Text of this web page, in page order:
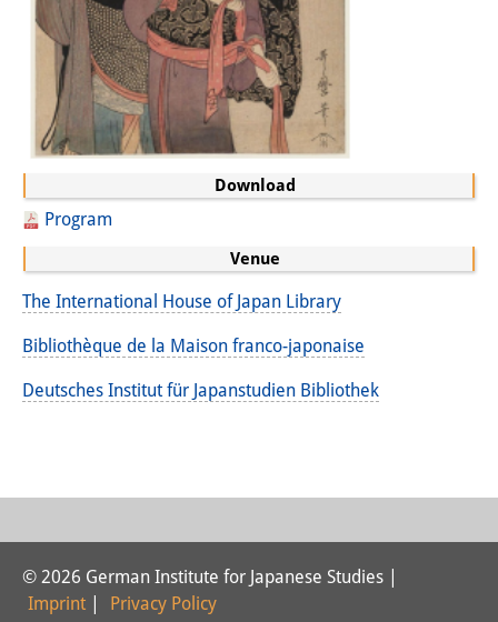
Series of Lectures
Symposia and Conferences
Workshops
Other Events
Publications
Publications Overview
Recent Publications
Contemporary Japan
DIJ Monograph Series
Miscellanea
Download
Program
Venue
The International House of Japan Library
Bibliothèque de la Maison franco-japonaise
Deutsches Institut für Japanstudien Bibliothek
© 2026 German Institute for Japanese Studies |
Imprint
Privacy Policy